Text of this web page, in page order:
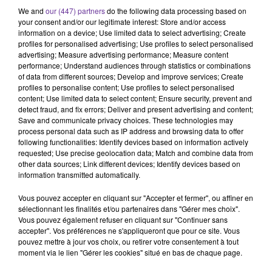
arrondissement de Paris, appelle à gouverner
autrement. Vous l’entendrez.
Alors que le flou demeure sur les contours du futur
exécutif français à l'issue des législatives, Emmanuel
Macron se rendra demain et jeudi au sommet de l'Otan à
Washington.
France-Espagne. L’affiche de la demi-finale de l’Euro 2024
ce soir. Coup d’envoi à 21h00.
La Coupe d’Europe des clubs de foot fauteuil le mois
dernier. Une initiative de l’association Upsilon de
Châtenay-Malabry. Notre invité sera l’ancien joueur de
cet évènement à l’aube des Jeux Paralympiques fin août
prochain.
0:00 17 min 33 sec
We and our (447) partnersdo the following data processing based on
your consent and/or our legitimate interest: Store and/or access
information on a device; Use limited data to select advertising; Create
profiles for personalised advertising; Use profiles to select personalised
advertising; Measure advertising performance; Measure content
performance; Understand audiences through statistics or combinations
of data from different sources; Develop and improve services; Create
profiles to personalise content; Use profiles to select personalised
content; Use limited data to select content; Ensure security, prevent and
detect fraud, and fix errors; Deliver and present advertising and content;
Save and communicate privacy choices. These technologies may
process personal data such as IP address and browsing data to offer
following functionalities: Identify devices based on information actively
requested; Use precise geolocation data; Match and combine data from
other data sources; Link different devices; Identify devices based on
information transmitted automatically.
Vous pouvez accepter en cliquant sur "Accepter et fermer", ou affiner en
sélectionnant les finalités et/ou partenaires dans "Gérer mes choix".
Vous pouvez également refuser en cliquant sur "Continuer sans
accepter". Vos préférences ne s'appliqueront que pour ce site. Vous
pouvez mettre à jour vos choix, ou retirer votre consentement à tout
moment via le lien "Gérer les cookies" situé en bas de chaque page.